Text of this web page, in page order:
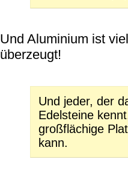
Und Aluminium ist
überzeugt!
Und jeder, der
Edelsteine
großflächige
kann.